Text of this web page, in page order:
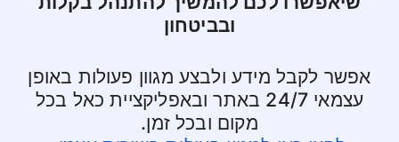
ובביטחון
אפשר לקבל מידע ולבצע מגוון פעולות באופן
עצמאי 24/7 באתר ובאפליקציית כאל בכל
מקום ובכל זמן.